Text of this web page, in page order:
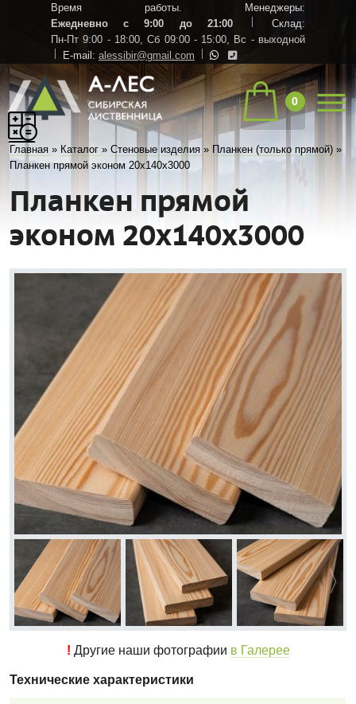
Время работы. Менеджеры:
Ежедневно с 9:00 до 21:00
Склад:
Пн-Пт 9:00 - 18:00, Сб 09:00 - 15:00, Вс - выходной
E-mail: alessibir@gmail.com
0
Главная » Каталог »Стеновые изделия » Планкен (только прямой) »
Планкен прямой эконом 20х140х3000
Планкен прямой
эконом 20х140х3000
! Другие наши фотографии в Галерее
Технические характеристики